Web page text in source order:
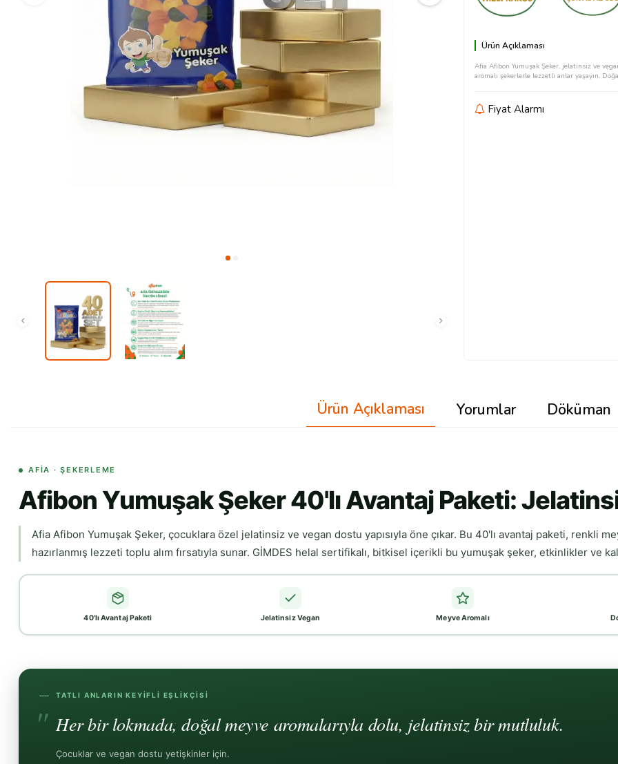
Ürün Açıklaması
Afia Afibon Yumuşak Şeker, jelatinsiz ve
aromalı şekerlerle lezzetli anlar yaşayın.
Fiyat Alarmı
Ürün Açıklaması Yorumlar Döküman
AFIA · ŞEKERLEME
Afibon Yumuşak Şeker 40'lı Avantaj Paketi:
Afia Afibon Yumuşak Şeker, çocuklara özel jelatinsiz ve vegan dostu yapısıyla öne çıkar. Bu 40'lı avantaj paketi, renkli
hazırlanmış lezzeti toplu alım fırsatıyla sunar. GİMDES helal sertifikalı, bitkisel içerikli bu yumuşak şeker, etkinlikler ve
40'lı Avantaj Paketi Jelatinsiz Vegan Meyve Aromalı
TATLI ANLARIN KEYIFLI EŞLIKÇISI
Her bir lokmada, doğal meyve aromalarıyla dolu, jelatinsiz bir mutluluk.
Çocuklar ve vegan dostu yetişkinler için.